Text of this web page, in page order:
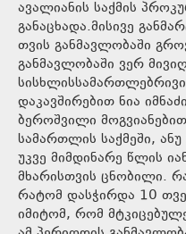
ავალიანის საქმის
განაცხადა.მისივე
თვის განმავლობაში
განმავლობაში ვერ
დაკავშირებით ნია
ბეროშვილი
სამართლის საქმეში,
უკვე მიმდინარე წლის
მხარისთვის ცნობილი.
რატომ დასჭირდა 10
იმიტომ, რომ